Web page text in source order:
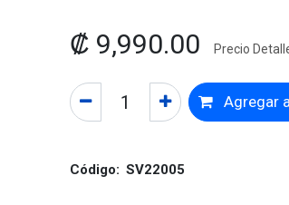
₡ 9,990.00 Precio
Agregar
Código: SV22005